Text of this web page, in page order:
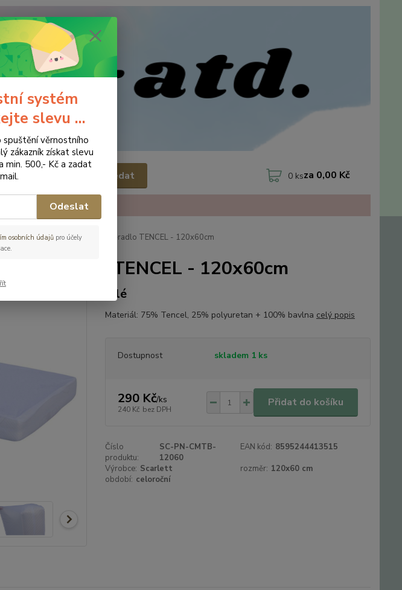
KONTAKTY
Hledat 0 ksza 0,00 Kč
Scarlett Nepropustné prostěradlo TENCEL - 120x60cm
TENCEL - 120x60cm
bílé
Materiál: 75% Tencel, 25% polyuretan + 100% bavlna celý popis
Dostupnost skladem 1 ks
290 Kč/ks
240 Kč bez DPH
Přidat do košíku
Číslo
produktu:
SC-PN-CMTB-
12060
EAN kód: 8595244413515
Výrobce: Scarlett rozměr: 120x60 cm
období: celoroční
systém
slevu ...
věrnostního
zákazník získat slevu
min. 500,- Kč a zadat
Odeslat
osobních údajůpro účely